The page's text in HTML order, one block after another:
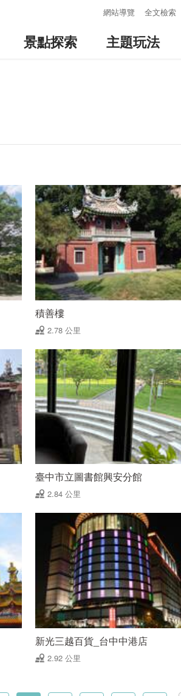
網站導覽 全文檢索
景點探索 主題玩法
積善樓
2.78 公里
臺中市立圖書館興安分館
2.84 公里
新光三越百貨_台中中港店
2.92 公里